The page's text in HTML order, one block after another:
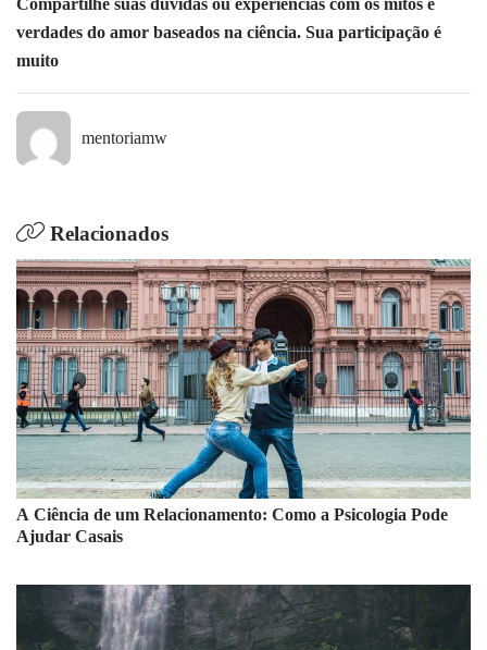
verdades do amor baseados na ciência. Sua participação é
muito
mentoriamw
Relacionados
A Ciência de um Relacionamento: Como a Psicologia Pode
Ajudar Casais